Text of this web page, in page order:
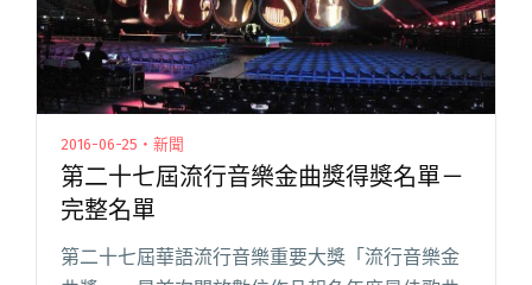
2016-06-25・新聞
第二十七屆流行音樂金曲獎得獎名單－
完整名單
第二十七屆華語流行音樂重要大獎「流行音樂金